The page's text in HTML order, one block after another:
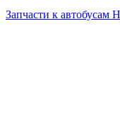
Запчасти к автобусам